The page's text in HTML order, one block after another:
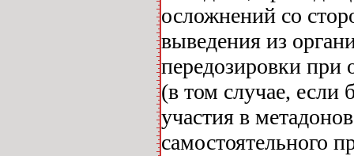
осложнений со
выведения из
передозировки при
(в том случае,
участия в
самостоятельного